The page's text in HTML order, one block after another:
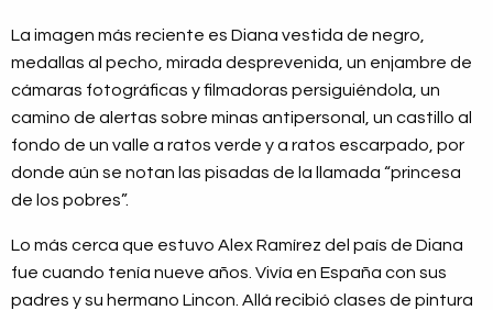
La imagen más reciente es Diana vestida de negro,
medallas al pecho, mirada desprevenida, un enjambre de
cámaras fotográficas y filmadoras persiguiéndola, un
camino de alertas sobre minas antipersonal, un castillo al
fondo de un valle a ratos verde y a ratos escarpado, por
donde aún se notan las pisadas de la llamada “princesa
de los pobres”.
Lo más cerca que estuvo Alex Ramírez del país de Diana
fue cuando tenía nueve años. Vivía en España con sus
padres y su hermano Lincon. Allá recibió clases de pintura